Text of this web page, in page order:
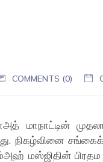
COMMENTS (0)
மாநாட்டின்
நிகழ்வினை
மஸ்ஜிதின்